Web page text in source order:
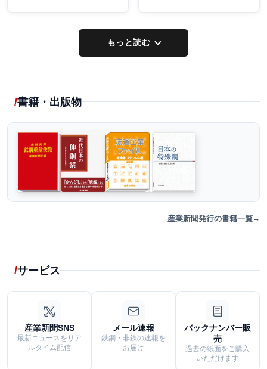
もっと読む
書籍・出版物
産業新聞発行の書籍一覧
サービス
産業新聞SNS
最新ニュースをリア
ルタイム配信
メール速報
鉄鋼・非鉄の速報を
お届け
バックナンバー販
売
過去の紙面をご購入
いただけます